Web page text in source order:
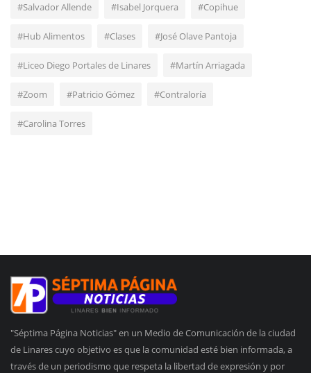
#Salvador Allende #Isabel Jorquera #Copihue
#Hub Alimentos #Clases #José Olave Pantoja
#Liceo Diego Portales de Linares #Martín Arriagada
#Zoom #Patricio Gómez #Contraloría
#Carolina Torres
"Séptima Página Noticias" en un Medio de Comunicación de la ciudad
de Linares cuyo objetivo es que la comunidad esté bien informada, a
través de un periodismo que respeta la libertad de expresión y por